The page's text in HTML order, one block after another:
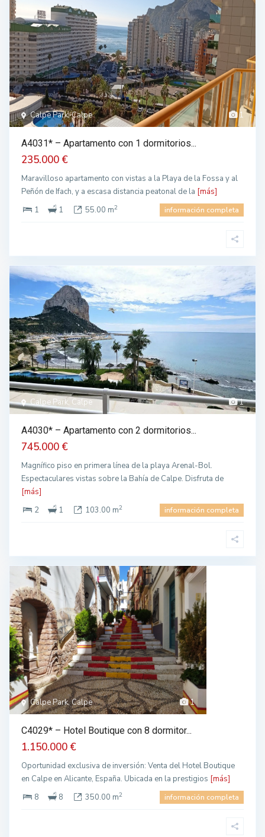
1
Calpe Park, Calpe
A4031* – Apartamento con 1 dormitorios...
235.000 €
Maravilloso apartamento con vistas a la Playa de la Fossa y al
Peñón de Ifach, y a escasa distancia peatonal de la [más]
1
1 55.00 m2 información completa
1
Calpe Park, Calpe
A4030* – Apartamento con 2 dormitorios...
745.000 €
Magnífico piso en primera línea de la playa Arenal-Bol.
Espectaculares vistas sobre la Bahía de Calpe. Disfruta de
[más]
2
1 103.00 m2 información completa
1
Calpe Park, Calpe
C4029* – Hotel Boutique con 8 dormitor...
1.150.000 €
Oportunidad exclusiva de inversión: Venta del Hotel Boutique
en Calpe en Alicante, España. Ubicada en la prestigios [más]
8
8 350.00 m2 información completa